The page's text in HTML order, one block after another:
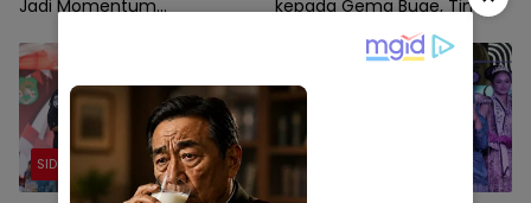
Jadi Momentum
kepada Gema Buae, Tim
Penggerak PKK Sidrap
Berikan Coaching.
SIDRAP SIDRAP